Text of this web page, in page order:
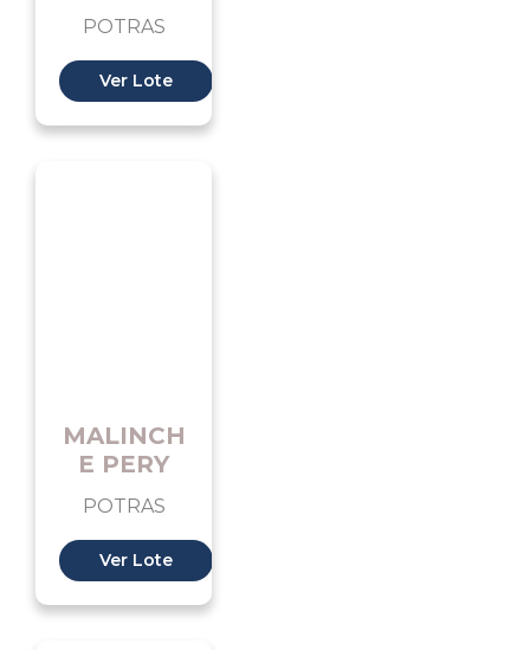
POTRAS
Ver Lote
MALINCH
E PERY
POTRAS
Ver Lote